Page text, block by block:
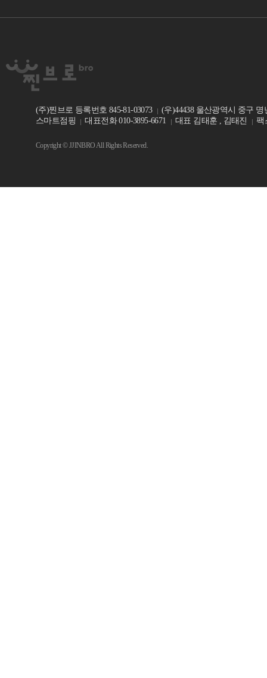
(주)찐브로 등록번호 845-81-03073
(우)44438 울산광역시 중구 명
스마트점핑
대표전화 010-3895-6671 대표 김태훈 , 김태진 팩
Copyright © JJINBRO All Rights Reserved.